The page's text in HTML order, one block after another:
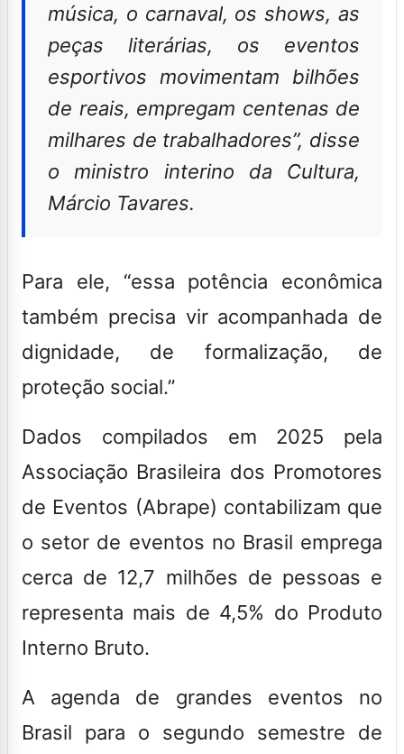
música, o carnaval, os shows, as
peças literárias, os eventos
esportivos movimentam bilhões
de reais, empregam centenas de
milhares de trabalhadores”, disse
o ministro interino da Cultura,
Márcio Tavares.
Para ele, “essa potência econômica
também precisa vir acompanhada de
dignidade, de formalização, de
proteção social.”
Dados compilados em 2025 pela
Associação Brasileira dos Promotores
de Eventos (Abrape) contabilizam que
o setor de eventos no Brasil emprega
cerca de 12,7 milhões de pessoas e
representa mais de 4,5% do Produto
Interno Bruto.
A agenda de grandes eventos no
Brasil para o segundo semestre de